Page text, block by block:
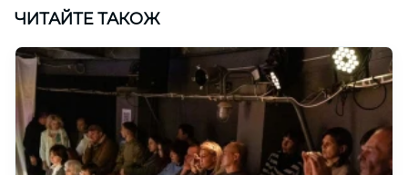
ЧИТАЙТЕ ТАКОЖ